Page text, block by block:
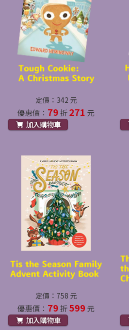
定價：342 元
優惠價： 79折271 元
加入購物車
定價：758 元
優惠價： 79折599 元
加入購物車